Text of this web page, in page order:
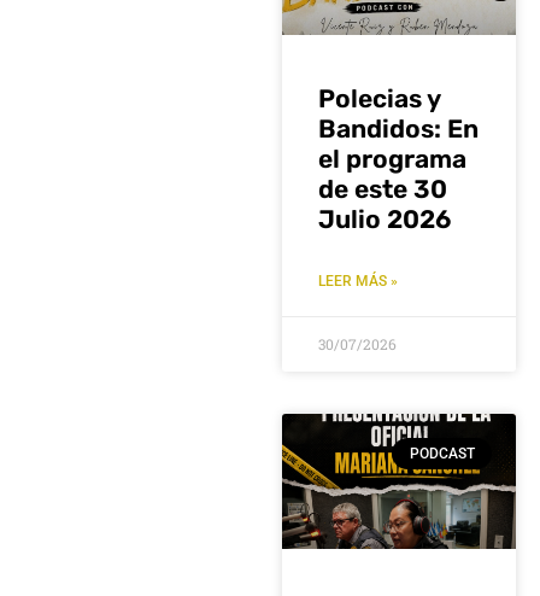
Polecias y
Bandidos: En
el programa
de este 30
Julio 2026
LEER MÁS »
30/07/2026
PODCAST